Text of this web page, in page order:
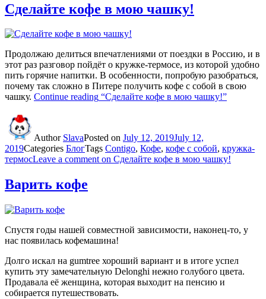
Сделайте кофе в мою чашку!
Продолжаю делиться впечатлениями от поездки в Россию, и в
этот раз разговор пойдёт о кружке-термосе, из которой удобно
пить горячие напитки. В особенности, попробую разобраться,
почему так сложно в Питере получить кофе с собой в свою
чашку. Continue reading “Сделайте кофе в мою чашку!”
Author SlavaPosted on July 12, 2019July 12,
2019Categories БлогTags Contigo, Кофе, кофе с собой, кружка-
термосLeave a commenton Сделайте кофе в мою чашку!
Варить кофе
Спустя годы нашей совместной зависимости, наконец-то, у
нас появилась кофемашина!
Долго искал на gumtree хороший вариант и в итоге успел
купить эту замечательную Delonghi нежно голубого цвета.
Продавала её женщина, которая выходит на пенсию и
собирается путешествовать.